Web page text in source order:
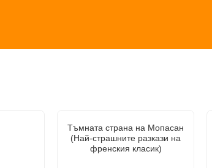
Тъмната страна на Мопасан
(Най-страшните разкази на
френския класик)